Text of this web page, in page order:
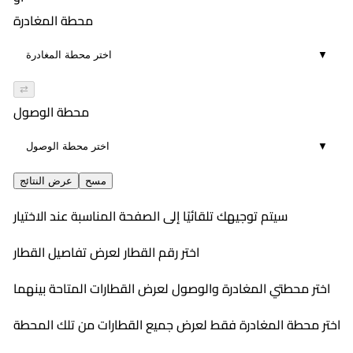
02:49١١:٣٠ AM
01:40
333
١٢:٠٠ PM
١:٤٩ PM
01:49
385
محسن
١٢:٣٥ PM
02:44
20
341
٢:١٠ PM
٤:٢١ PM
7
محطة المغادرة
▼
⇄
محطة الوصول
▼
عرض النتائج مسح
سيتم توجيهك تلقائيًا إلى الصفحة المناسبة عند الاختيار
اختر رقم القطار لعرض تفاصيل القطار
اختر محطتي المغادرة والوصول لعرض القطارات المتاحة بينهما
اختر محطة المغادرة فقط لعرض جميع القطارات من تلك المحطة